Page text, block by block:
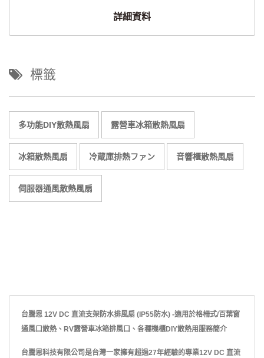
詳細資料
標籤
多功能DIY散熱風扇 露營車冰箱散熱風扇
冰箱散熱風扇 冷蔵庫排熱ファン 音響櫃散熱風扇
伺服器通風散熱風扇
台騰恩 12V DC 直流支架防水排風扇 (IP55防水) -適用於格柵式/百葉窗
通風口散熱、RV露營車冰箱排風口、各種機櫃DIY散熱用服務簡介
台騰恩科技有限公司是台灣一家擁有超過27年經驗的專業12V DC 直流